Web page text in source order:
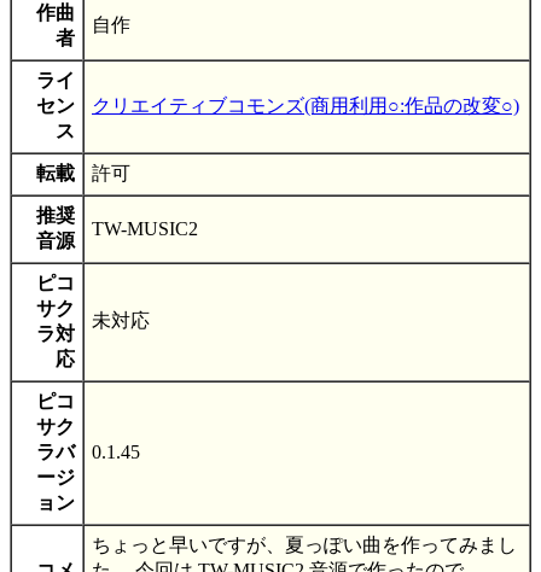
作曲
者
自作
ライ
セン
ス
クリエイティブコモンズ(商用利用○:作品の改変○)
転載 許可
推奨
音源
TW-MUSIC2
ピコ
サク
ラ対
応
未対応
ピコ
サク
ラバ
ージ
ョン
0.1.45
ちょっと早いですが、夏っぽい曲を作ってみまし